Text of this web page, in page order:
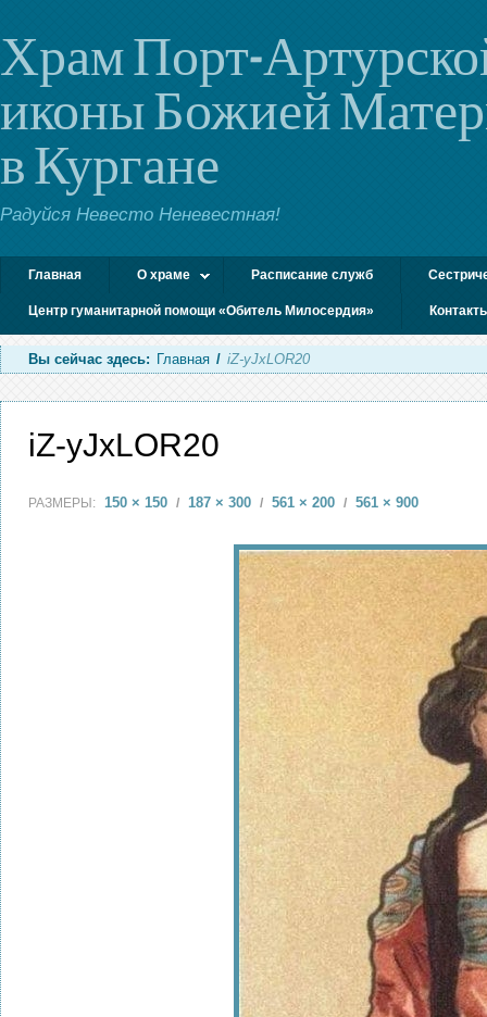
Храм Порт-
иконы Божией
в Кургане
Радуйся Невесто Неневестная!
Главная О храме Расписание служб
Центр гуманитарной помощи «Обитель Милосердия»
Вы сейчас здесь: Главная / iZ-yJxLOR20
iZ-yJxLOR20
РАЗМЕРЫ: 150 × 150 / 187 × 300 / 561 × 200 / 561 × 900